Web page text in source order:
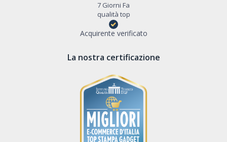
7 Giorni Fa
qualità top
Acquirente verificato
La nostra certificazione